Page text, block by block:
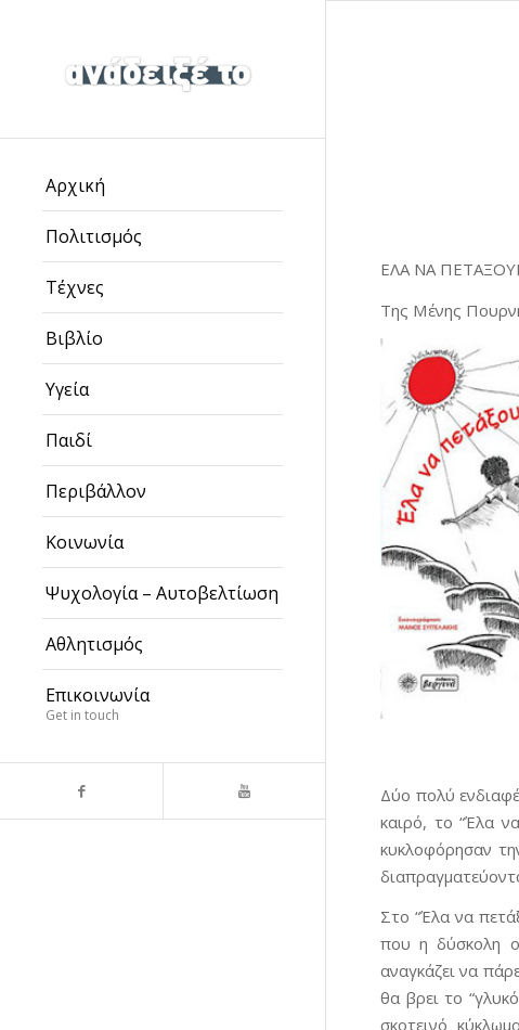
Αρχική
Πολιτισμός
Τέχνες
Βιβλίο
Υγεία
Παιδί
Περιβάλλον
Κοινωνία
Ψυχολογία – Αυτοβελτίωση
Αθλητισμός
Επικοινωνία
Get in touch
ΕΛΑ ΝΑ
Της Μένης
Δύο πολύ
καιρό, το “Έλα
κυκλοφόρησαν
Στο “Έλα να
που η δύσκολη
αναγκάζει να
θα βρει το
σκοτεινό